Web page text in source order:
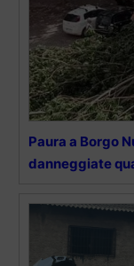
Paura a Borgo
danneggiate